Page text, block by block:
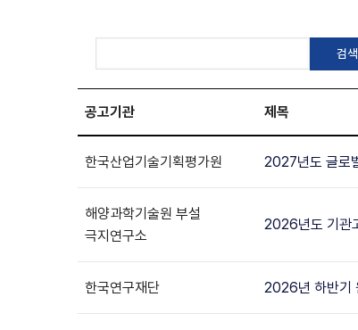
공고기관 제목
한국산업기술기획평가원 2027년도 글로
해양과학기술원 부설
극지연구소
2026년도 기관
한국연구재단 2026년 하반기